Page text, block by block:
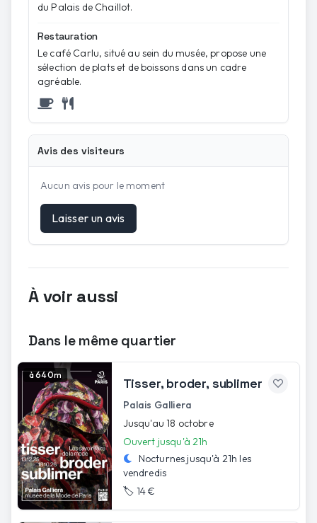
du Palais de Chaillot.
Restauration
Le café Carlu, situé au sein du musée, propose une
sélection de plats et de boissons dans un cadre
agréable.
Avis des visiteurs
Aucun avis pour le moment
Laisser un avis
À voir aussi
Dans le même quartier
à 640m
Tisser, broder, sublimer
Palais Galliera
Jusqu'au 18 octobre
Ouvert jusqu'à 21h
Nocturnes jusqu'à 21h les
vendredis
🏷️ 14 €